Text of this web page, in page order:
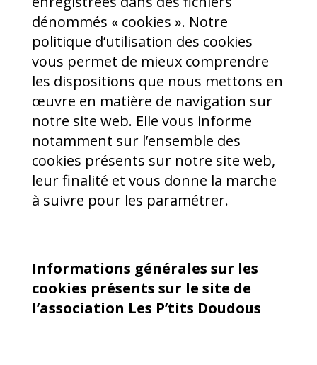
dénommés « cookies ». Notre
politique d’utilisation des cookies
vous permet de mieux comprendre
les dispositions que nous mettons en
œuvre en matière de navigation sur
notre site web. Elle vous informe
notamment sur l’ensemble des
cookies présents sur notre site web,
leur finalité et vous donne la marche
à suivre pour les paramétrer.
Informations générales sur les
cookies présents sur le site de
l’association Les P’tits Doudous